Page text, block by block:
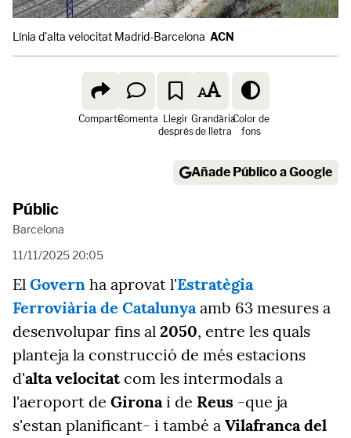
Línia d'alta velocitat Madrid-Barcelona ACN
ComparteComenta Llegir
després
Grandària
de lletra
Color de
fons
Añade Público a Google
Públic
Barcelona
11/11/2025 20:05
El Govern ha aprovat l'Estratègia
Ferroviària de Catalunyaamb 63 mesures a
desenvolupar fins al 2050, entre les quals
planteja la construcció de més estacions
d'alta velocitatcom les intermodals a
l'aeroport de Gironai de Reus -que ja
s'estan planificant- i també a Vilafranca del